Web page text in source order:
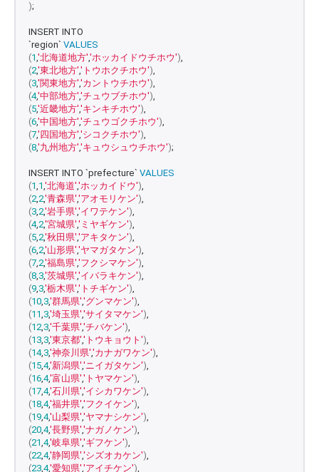
);
INSERT INTO
`region` VALUES
(1,'北海道地方','ホッカイドウチホウ'),
(2,'東北地方','トウホクチホウ'),
(3,'関東地方','カントウチホウ'),
(4,'中部地方','チュウブチホウ'),
(5,'近畿地方','キンキチホウ'),
(6,'中国地方','チュウゴクチホウ'),
(7,'四国地方','シコクチホウ'),
(8,'九州地方','キュウシュウチホウ');
INSERT INTO `prefecture` VALUES
(1,1,'北海道','ホッカイドウ'),
(2,2,'青森県','アオモリケン'),
(3,2,'岩手県','イワテケン'),
(4,2,'宮城県','ミヤギケン'),
(5,2,'秋田県','アキタケン'),
(6,2,'山形県','ヤマガタケン'),
(7,2,'福島県','フクシマケン'),
(8,3,'茨城県','イバラキケン'),
(9,3,'栃木県','トチギケン'),
(10,3,'群馬県','グンマケン'),
(11,3,'埼玉県','サイタマケン'),
(12,3,'千葉県','チバケン'),
(13,3,'東京都','トウキョウト'),
(14,3,'神奈川県','カナガワケン'),
(15,4,'新潟県','ニイガタケン'),
(16,4,'富山県','トヤマケン'),
(17,4,'石川県','イシカワケン'),
(18,4,'福井県','フクイケン'),
(19,4,'山梨県','ヤマナシケン'),
(20,4,'長野県','ナガノケン'),
(21,4,'岐阜県','ギフケン'),
(22,4,'静岡県','シズオカケン'),
(23,4,'愛知県','アイチケン'),